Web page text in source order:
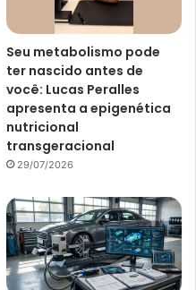
Seu metabolismo pode
ter nascido antes de
você: Lucas Peralles
apresenta a epigenética
nutricional
transgeracional
29/07/2026